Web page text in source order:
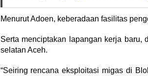
Menurut Adoen, keberadaan fasilitas
Serta menciptakan lapangan kerja baru,
selatan Aceh.
“Seiring rencana eksploitasi migas di